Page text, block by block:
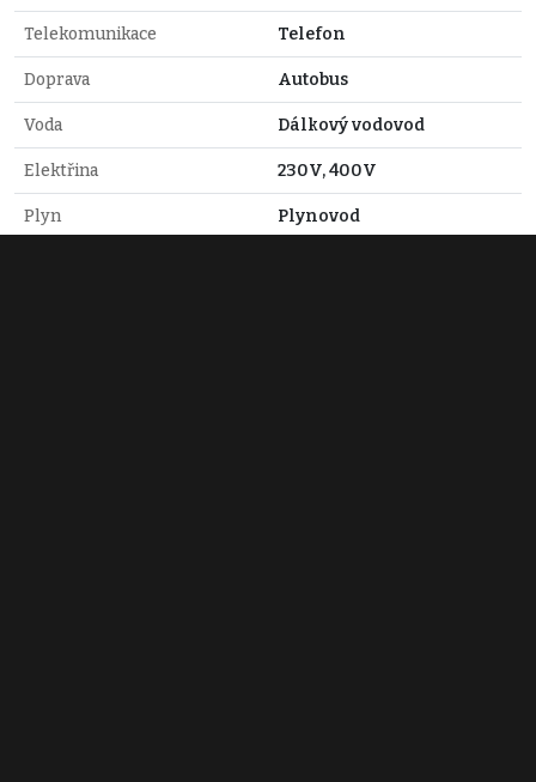
Telekomunikace Telefon
Doprava Autobus
Voda Dálkový vodovod
Elektřina 230V, 400V
Plyn Plynovod